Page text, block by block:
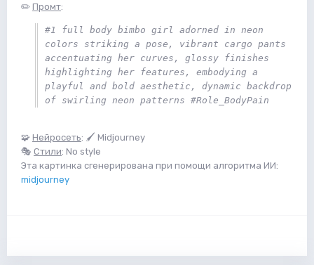
✏️ Промт:
#1 full body bimbo girl adorned in neon
colors striking a pose, vibrant cargo pants
accentuating her curves, glossy finishes
highlighting her features, embodying a
playful and bold aesthetic, dynamic backdrop
of swirling neon patterns #Role_BodyPain
🧩 Нейросеть: 🖌 Midjourney
🎭 Стили: No style
Эта картинка сгенерирована при помощи алгоритма ИИ:
midjourney